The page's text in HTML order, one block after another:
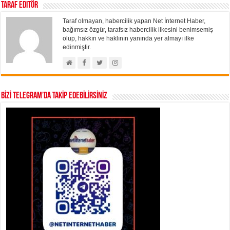
Taraf Editör
Taraf olmayan, habercilik yapan Net İnternet Haber,
bağımsız özgür, tarafsız habercilik ilkesini benimsemiş
olup, hakkın ve haklının yanında yer almayı ilke
edinmiştir.
BİZİ TELEGRAM’DA TAKİP EDEBİLİRSİNİZ